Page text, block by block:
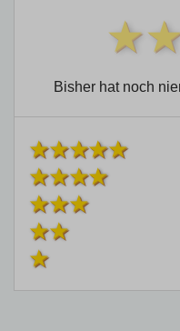
Bisher hat noch